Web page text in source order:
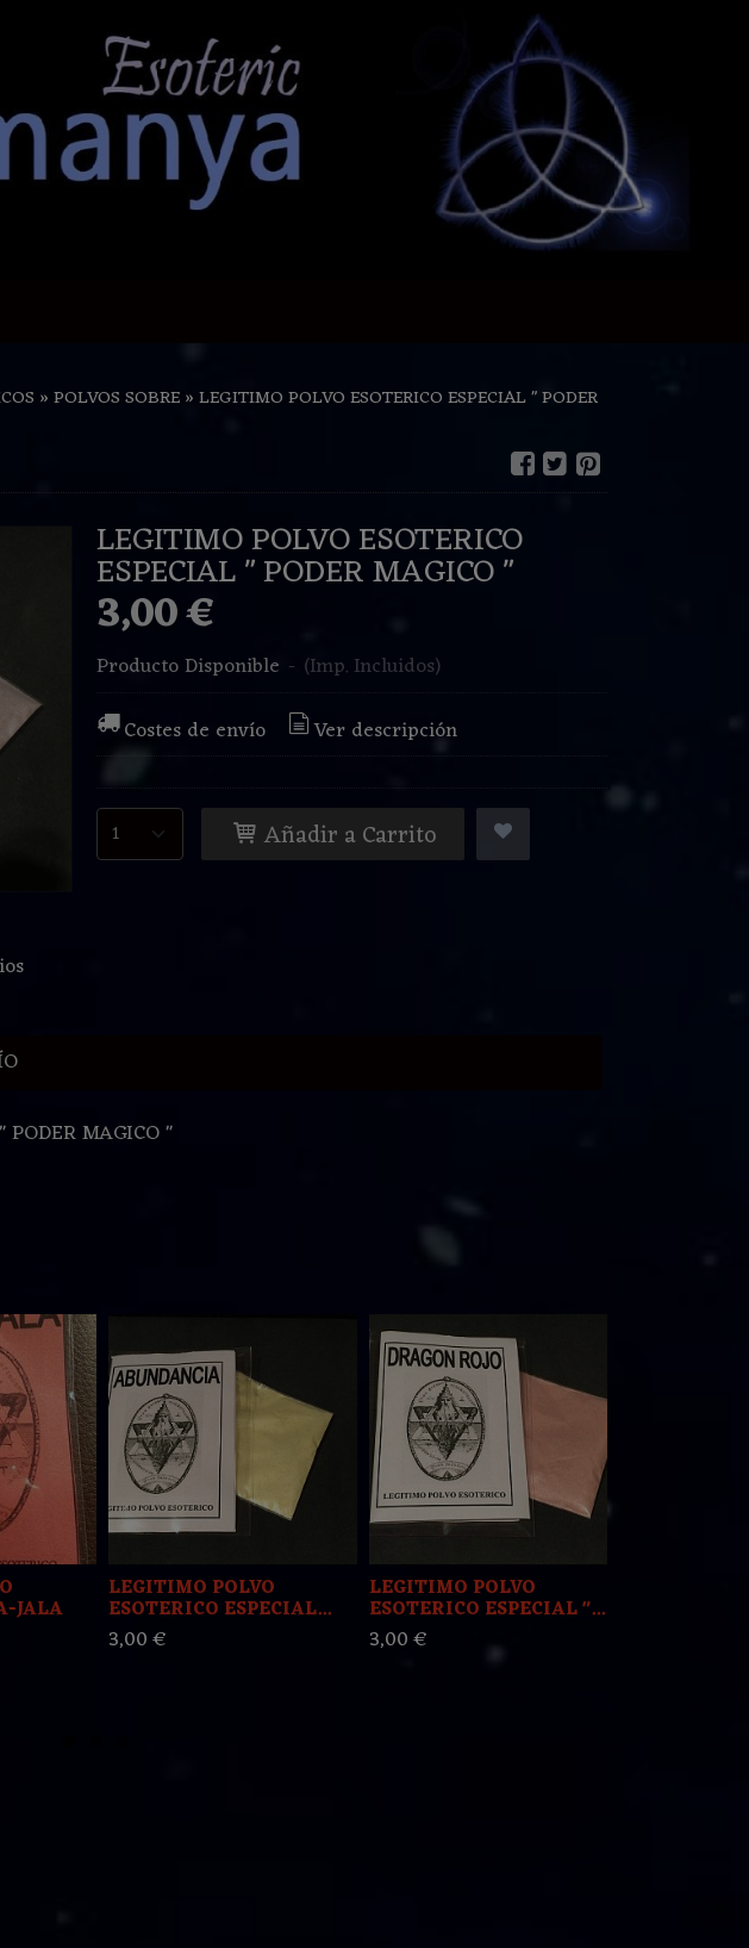
»POLVOS SOBRE»LEGITIMO POLVO ESOTERICO ESPECIAL " PODER
LEGITIMO POLVO ESOTERICO
ESPECIAL " PODER MAGICO "
3,00 €
Producto Disponible - (Imp. Incluidos)
Costes de envío
Ver descripción
Añadir a Carrito
PODER MAGICO "
JALA
LEGITIMO POLVO
ESOTERICO ESPECIAL...
3,00 €
LEGITIMO POLVO
ESOTERICO ESPECIAL "...
3,00 €